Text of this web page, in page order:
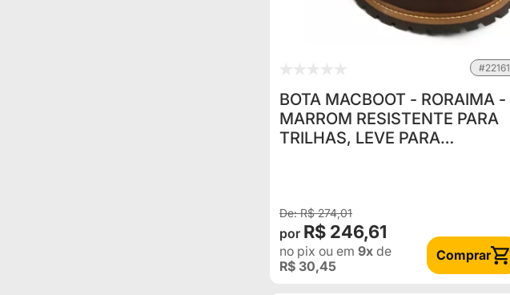
#22161
BOTA MACBOOT - RORAIMA -
MARROM RESISTENTE PARA
TRILHAS, LEVE PARA
R$ 274,01
R$ 246,61
no pix ou em 9x de
R$ 30,45
Comprar